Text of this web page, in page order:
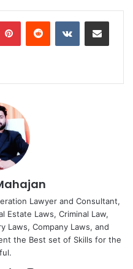
PinterestReddit VKontakteShare via Email
Lawyer and Consultant,
Estate Laws, Criminal Law,
Laws, Company Laws, and
the Best set of Skills for the